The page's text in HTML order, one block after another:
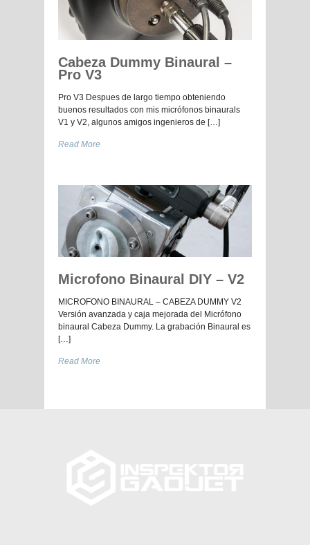
Cabeza Dummy Binaural –
Pro V3
Pro V3 Despues de largo tiempo obteniendo
buenos resultados con mis micrófonos binaurals
V1 y V2, algunos amigos ingenieros de […]
Read More
Microfono Binaural DIY – V2
MICROFONO BINAURAL – CABEZA DUMMY V2
Versión avanzada y caja mejorada del Micrófono
binaural Cabeza Dummy. La grabación Binaural es
[…]
Read More